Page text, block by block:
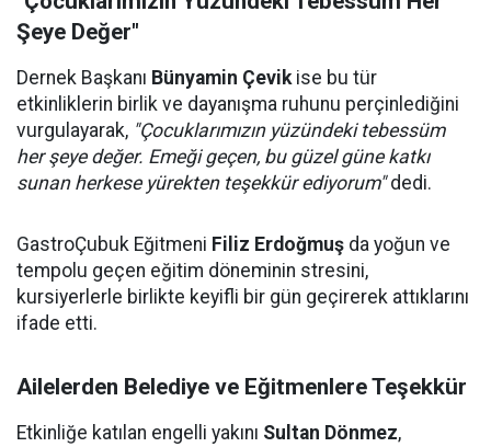
Şeye Değer"
Dernek Başkanı Bünyamin Çevikise bu tür
etkinliklerin birlik ve dayanışma ruhunu perçinlediğini
vurgulayarak, "Çocuklarımızın yüzündeki tebessüm
her şeye değer. Emeği geçen, bu güzel güne katkı
sunan herkese yürekten teşekkür ediyorum"dedi.
GastroÇubuk Eğitmeni Filiz Erdoğmuş da yoğun ve
tempolu geçen eğitim döneminin stresini,
kursiyerlerle birlikte keyifli bir gün geçirerek attıklarını
ifade etti.
Ailelerden Belediye ve Eğitmenlere Teşekkür
Etkinliğe katılan engelli yakını Sultan Dönmez,